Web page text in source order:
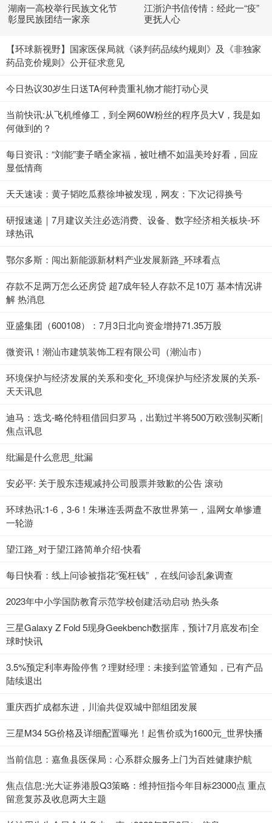
湖南一高校举行民族文化节
彰显民族团结一家亲
江浙沪书信传情：经此一“疫”
更抚人心
【环球新视野】国家医保局就《谈判药品续约规则》及《非独家
药品竞价规则》公开征求意见
今日热议30岁生日送TA何种贵重礼物才能打动心灵
当前快讯:从飞机维修工，到全网60W粉丝的程序员大V，我是如
何做到的？
每日资讯：“刘能”妻子晒全家福，被吐槽不如温美玲好看，回应
显低情商
天天速读：黄子韬吃瓜蔡徐坤被发现，网友：下次记得换号
研报速递｜7月建议关注必选消费、设备、数字经济相关板块-环
球热讯
鄂尔多斯：闯出新能源新材料产业发展新路_环球看点
存款不足两万怎么还房贷 超7成年轻人存款不足10万 基本情况讲
解 热消息
亚盛集团（600108）：7月3日北向资金增持71.35万股
微资讯！潮汕市建筑装饰工程有限公司（潮汕市）
环境保护与经济发展的关系和变化_环境保护与经济发展的关系-
天天讯息
迪马：迭戈-略伦特租借回归罗马，出勤过半将500万欧强制买断|
焦点讯息
纰漏是什么意思_纰漏
安必平: 关于股东违规减持公司股票并致歉的公告 滚动
环球热讯:1-6，3-6！朱琳连丢两盘不敌世界第一，温网女单惨遭
一轮游
望江路_对于望江路简单介绍-快看
每日快看：线上问诊被指花“冤枉钱” ，在线问诊乱象调查
2023年中小学国防教育示范学校创建活动启动 热头条
三星Galaxy Z Fold 5现身Geekbench数据库，预计7月底发布|全
球时快讯
3.5%预定利率寿险停售？理财经理：未接到监管通知，已有产品
陆续退出
重庆西扩成都东进，川渝共促双城中部组团发展
三星M34 5G价格及详细配置曝光！起售价或为1600元_世界快播
当前信息：嘉鱼县医保局：心系群众服务上门为百姓健康护航
焦点信息:光大证券港股Q3策略：维持恒指今年目标23000点 重点
留意复苏及收息两大主题